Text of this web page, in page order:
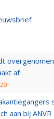
af
aan bij ANVR